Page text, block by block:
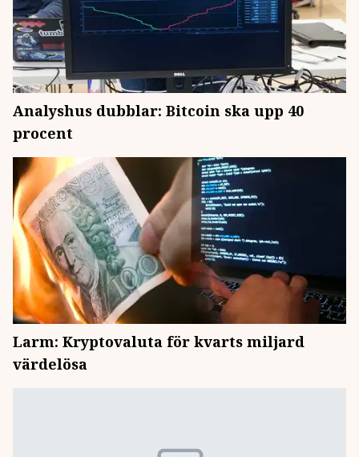
Analyshus dubblar: Bitcoin ska upp 40
procent
Larm: Kryptovaluta för kvarts miljard
värdelösa